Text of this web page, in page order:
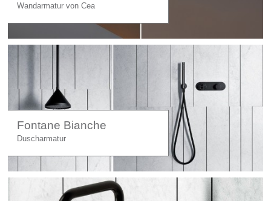
Wandarmatur von Cea
Fontane Bianche
Duscharmatur